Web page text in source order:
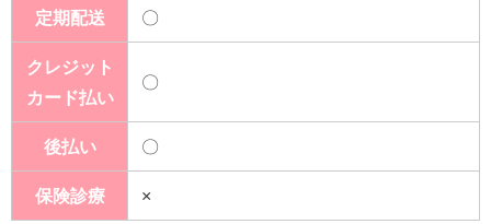
定期配送 〇
クレジット
カード払い
〇
後払い 〇
保険診療 ×